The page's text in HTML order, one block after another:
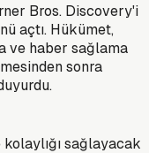
Bros. Discovery'i
açtı. Hükümet,
ve haber sağlama
sonra